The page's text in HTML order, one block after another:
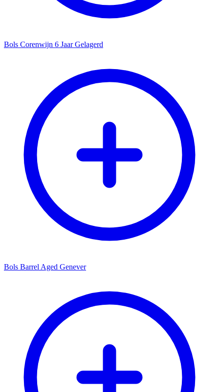
Bols Corenwijn 6 Jaar Gelagerd
Bols Barrel Aged Genever